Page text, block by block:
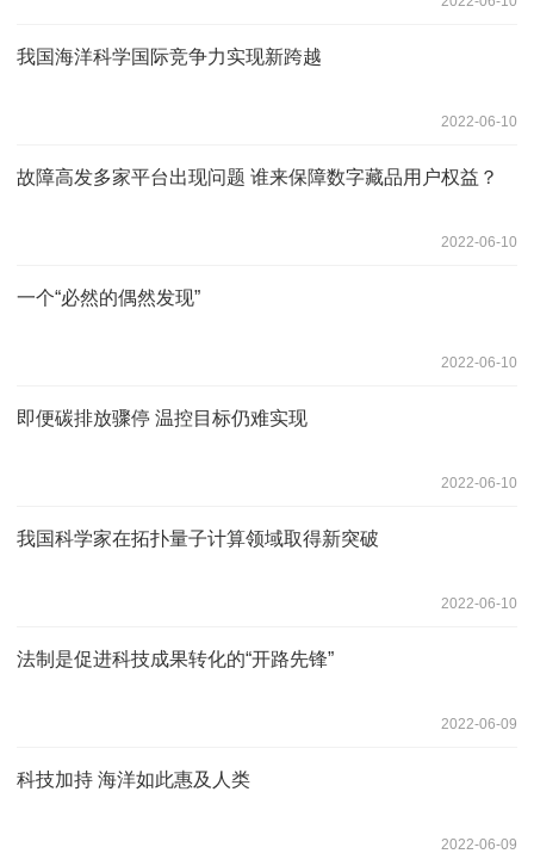
我国海洋科学国际竞争力实现新跨越
2022-06-10
故障高发多家平台出现问题 谁来保障数字藏品用户权益？
2022-06-10
一个“必然的偶然发现”
2022-06-10
即便碳排放骤停 温控目标仍难实现
2022-06-10
我国科学家在拓扑量子计算领域取得新突破
2022-06-10
法制是促进科技成果转化的“开路先锋”
2022-06-09
科技加持 海洋如此惠及人类
2022-06-09